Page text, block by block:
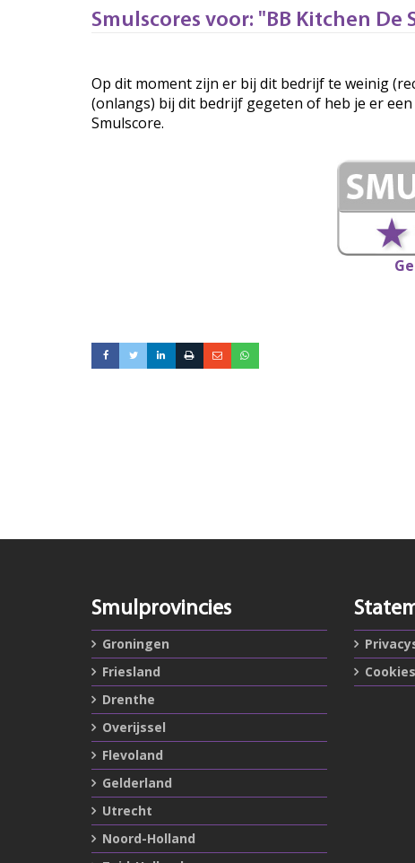
Smulscores voor: "BB Kitchen
Op dit moment zijn er bij dit bedrijf te weinig
(onlangs) bij dit bedrijf gegeten of heb je er
Smulscore.
Smulprovincies
Groningen
Friesland
Drenthe
Overijssel
Flevoland
Gelderland
Utrecht
Noord-Holland